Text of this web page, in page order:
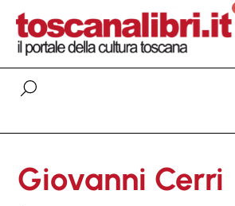
Giovanni Cerri